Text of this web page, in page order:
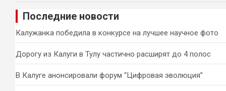
и
Последние новости
Калужанка победила в конкурсе на лучшее научное фото
Дорогу из Калуги в Тулу частично расширят до 4 полос
В Калуге анонсировали форум “Цифровая эволюция”